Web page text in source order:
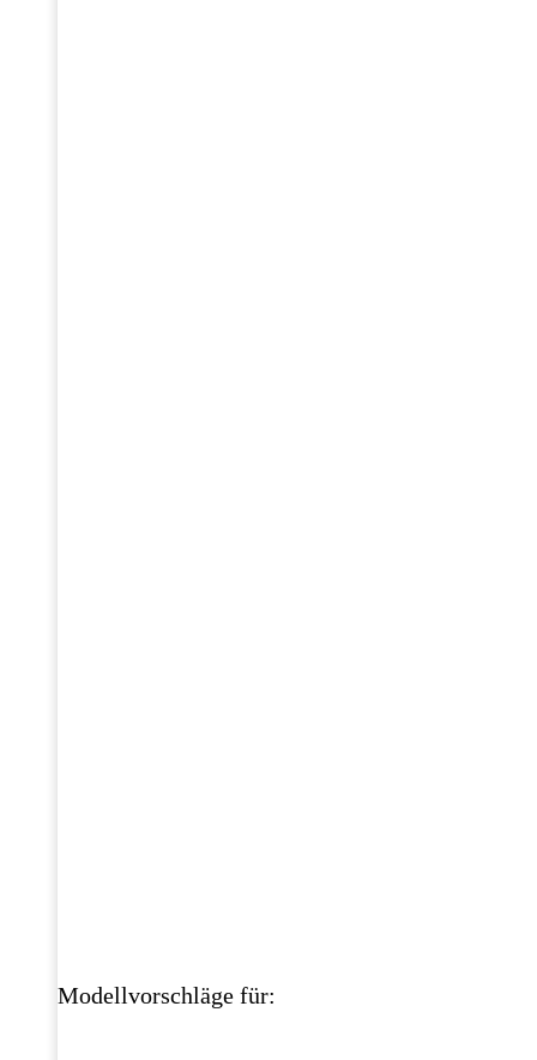
Modellvorschläge für: